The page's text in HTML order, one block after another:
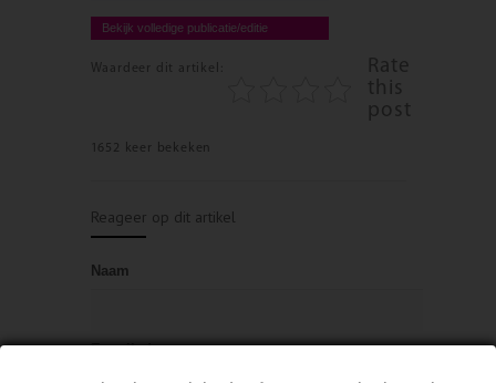
Bekijk volledige publicatie/editie
Waardeer dit artikel:
Rate
this
post
1652 keer bekeken
Reageer op dit artikel
Naam
E-mailadres